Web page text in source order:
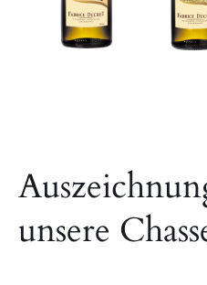
unsere